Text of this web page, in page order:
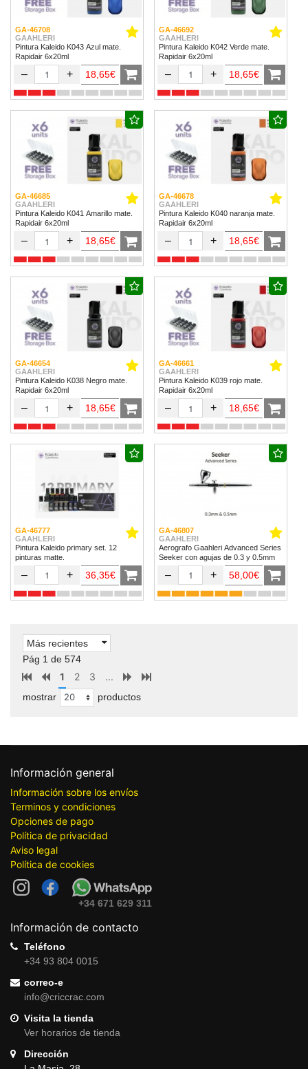
GA-46708
GAAHLERI
Pintura Kaleido K043 Azul mate.
Rapidair 6x20ml
– + 18,65€
GA-46692
GAAHLERI
Pintura Kaleido K042 Verde mate.
Rapidair 6x20ml
– + 18,65€
GA-46685
GAAHLERI
Pintura Kaleido K041 Amarillo mate.
Rapidair 6x20ml
– + 18,65€
GA-46678
GAAHLERI
Pintura Kaleido K040 naranja mate.
Rapidair 6x20ml
– + 18,65€
GA-46654
GAAHLERI
Pintura Kaleido K038 Negro mate.
Rapidair 6x20ml
– + 18,65€
GA-46661
GAAHLERI
Pintura Kaleido K039 rojo mate.
Rapidair 6x20ml
– + 18,65€
GA-46777
GAAHLERI
Pintura Kaleido primary set. 12
pinturas matte.
– + 36,35€
GA-46807
GAAHLERI
Aerografo Gaahleri Advanced Series
Seeker con agujas de 0.3 y 0.5mm
– + 58,00€
Más recientes
Pág 1 de 574
1 2 3 ...
mostrar productos
Información general
Información sobre los envíos
Terminos y condiciones
Opciones de pago
Política de privacidad
Aviso legal
Política de cookies
+34 671 629 311
Información de contacto
Teléfono
+34 93 804 0015
correo-e
info@criccrac.com
Visita la tienda
Ver horarios de tienda
Dirección